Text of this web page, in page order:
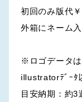
初回のみ版代
外箱にネーム
※ロゴデータ
illustratorﾃﾞｰﾀ
目安納期：約3